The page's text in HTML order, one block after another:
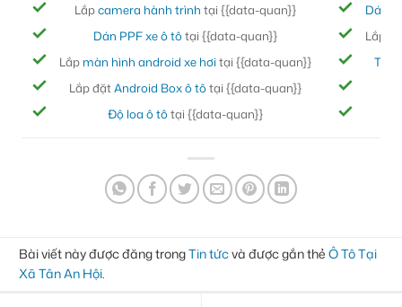
Lắpcamera hành trình tại {{data-quan}}
Dán PPF xe ô tôtại {{data-quan}}
Lắp màn hình android xe hơi tại {{data-quan}}
Lắp đặtAndroid Box ô tôtại {{data-quan}}
Độ loa ô tôtại {{data-quan}}
Dán
Lắp
Bài viết này được đăng trongTin tứcvà được gắn thẻ Ô Tô Tại
Xã Tân An Hội.